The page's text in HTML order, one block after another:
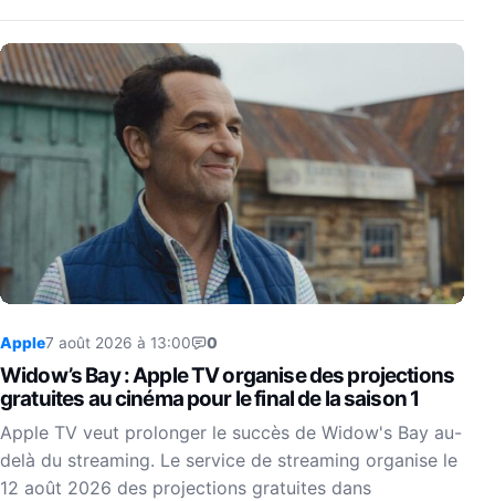
Apple7 août 2026 à 13:00 0
Widow’s Bay : Apple TV organise des projections
gratuites au cinéma pour le final de la saison 1
Apple TV veut prolonger le succès de Widow's Bay au-
delà du streaming. Le service de streaming organise le
12 août 2026 des projections gratuites dans